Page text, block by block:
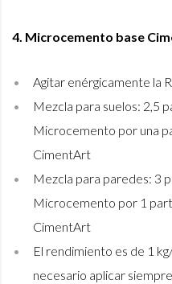
4. Microcemento base
Agitar enérgicamente la
Mezcla para suelos: 2,5
Microcemento por una
CimentArt
Mezcla para paredes: 3
Microcemento por 1
CimentArt
El rendimiento es de 1
necesario aplicar